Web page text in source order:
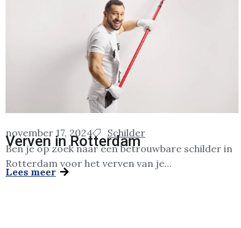
november 17, 2024 Schilder
Verven in Rotterdam
Ben je op zoek naar een betrouwbare schilder in
Rotterdam voor het verven van je...
Lees meer